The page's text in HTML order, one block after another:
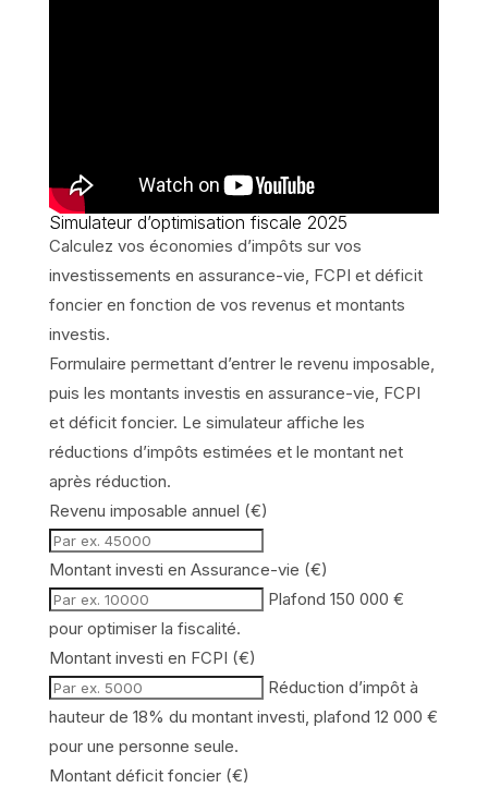
Simulateur d’optimisation fiscale 2025
Calculez vos économies d’impôts sur vos
investissements en assurance-vie, FCPI et déficit
foncier en fonction de vos revenus et montants
investis.
Formulaire permettant d’entrer le revenu imposable,
puis les montants investis en assurance-vie, FCPI
et déficit foncier. Le simulateur affiche les
réductions d’impôts estimées et le montant net
après réduction.
Revenu imposable annuel (€)
Montant investi en Assurance-vie (€)
Plafond 150 000 €
pour optimiser la fiscalité.
Montant investi en FCPI (€)
Réduction d’impôt à
hauteur de 18% du montant investi, plafond 12 000 €
pour une personne seule.
Montant déficit foncier (€)